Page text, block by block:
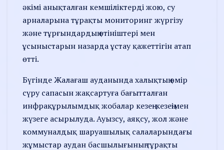
әкімі анықталған кемшіліктерді жою, су
арналарына тұрақты мониторинг жүргізу
және тұрғындардың өтініштері мен
ұсыныстарын назарда ұстау қажеттігін атап
өтті.
Бүгінде Жалағаш ауданында халықтың өмір
сүру сапасын жақсартуға бағытталған
инфрақұрылымдық жобалар кезең-кезеңімен
жүзеге асырылуда. Ауызсу, аяқсу, жол және
коммуналдық шаруашылық салаларындағы
жұмыстар аудан басшылығының тұрақты